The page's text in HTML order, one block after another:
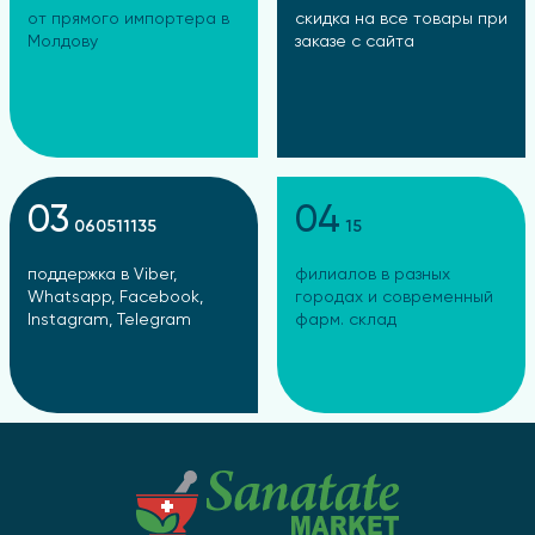
лёгкости и способствует уменьшению объёмов живота.
сенну
Хвощ полевой
Богат кремнием и минеральными солями. Обладает
мочегонным эффектом, устраняет отёки и помогает
снизить вес за счёт уменьшения количества жидкости в
Мята
систему и снимает спазмы желудка. Мята снижает
желание перекусывать на фоне стресса и улучшает
пищеварение.
Имеет согревающий эффект, ускоряет
от прямого импортера в
Молдову
скидка на все товары при
заказе с сайта
03 060511135
поддержка в Viber,
Whatsapp, Facebook,
Instagram, Telegram
04 15
филиалов в разных
городах и современный
фарм. склад